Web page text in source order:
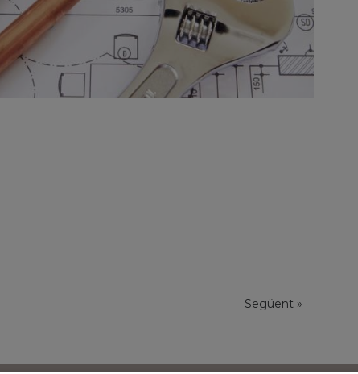
Següent »